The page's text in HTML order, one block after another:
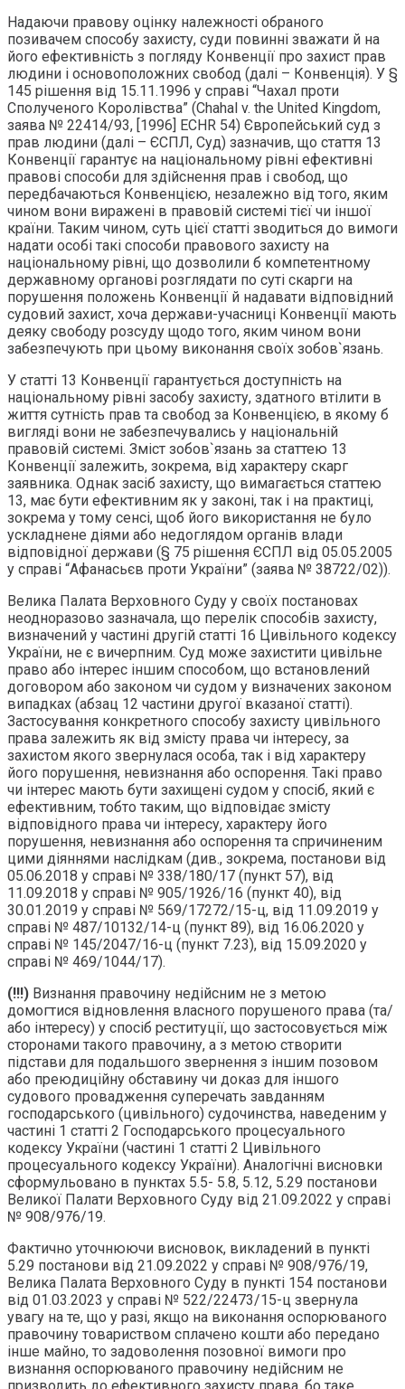
Надаючи правову оцінку належності обраного
позивачем способу захисту, суди повинні зважати й на
його ефективність з погляду Конвенції про захист прав
людини і основоположних свобод (далі – Конвенція). У §
145 рішення від 15.11.1996 у справі “Чахал проти
Сполученого Королівства” (Chahal v. the United Kingdom,
заява № 22414/93, [1996] ECHR 54) Європейський суд з
прав людини (далі – ЄСПЛ, Суд) зазначив, що стаття 13
Конвенції гарантує на національному рівні ефективні
правові способи для здійснення прав і свобод, що
передбачаються Конвенцією, незалежно від того, яким
чином вони виражені в правовій системі тієї чи іншої
країни. Таким чином, суть цієї статті зводиться до вимоги
надати особі такі способи правового захисту на
національному рівні, що дозволили б компетентному
державному органові розглядати по суті скарги на
порушення положень Конвенції й надавати відповідний
судовий захист, хоча держави-учасниці Конвенції мають
деяку свободу розсуду щодо того, яким чином вони
забезпечують при цьому виконання своїх зобов`язань.
У статті 13 Конвенції гарантується доступність на
національному рівні засобу захисту, здатного втілити в
життя сутність прав та свобод за Конвенцією, в якому б
вигляді вони не забезпечувались у національній
правовій системі. Зміст зобов`язань за статтею 13
Конвенції залежить, зокрема, від характеру скарг
заявника. Однак засіб захисту, що вимагається статтею
13, має бути ефективним як у законі, так і на практиці,
зокрема у тому сенсі, щоб його використання не було
ускладнене діями або недоглядом органів влади
відповідної держави (§ 75 рішення ЄСПЛ від 05.05.2005
у справі “Афанасьєв проти України” (заява № 38722/02)).
Велика Палата Верховного Суду у своїх постановах
неодноразово зазначала, що перелік способів захисту,
визначений у частині другій статті 16 Цивільного кодексу
України, не є вичерпним. Суд може захистити цивільне
право або інтерес іншим способом, що встановлений
договором або законом чи судом у визначених законом
випадках (абзац 12 частини другої вказаної статті).
Застосування конкретного способу захисту цивільного
права залежить як від змісту права чи інтересу, за
захистом якого звернулася особа, так і від характеру
його порушення, невизнання або оспорення. Такі право
чи інтерес мають бути захищені судом у спосіб, який є
ефективним, тобто таким, що відповідає змісту
відповідного права чи інтересу, характеру його
порушення, невизнання або оспорення та спричиненим
цими діяннями наслідкам (див., зокрема, постанови від
05.06.2018 у справі № 338/180/17 (пункт 57), від
11.09.2018 у справі № 905/1926/16 (пункт 40), від
30.01.2019 у справі № 569/17272/15-ц, від 11.09.2019 у
справі № 487/10132/14-ц (пункт 89), від 16.06.2020 у
справі № 145/2047/16-ц (пункт 7.23), від 15.09.2020 у
справі № 469/1044/17).
(!!!) Визнання правочину недійсним не з метою
домогтися відновлення власного порушеного права (та/
або інтересу) у спосіб реституції, що застосовується між
сторонами такого правочину, а з метою створити
підстави для подальшого звернення з іншим позовом
або преюдиційну обставину чи доказ для іншого
судового провадження суперечать завданням
господарського (цивільного) судочинства, наведеним у
частині 1 статті 2 Господарського процесуального
кодексу України (частині 1 статті 2 Цивільного
процесуального кодексу України). Аналогічні висновки
сформульовано в пунктах 5.5- 5.8, 5.12, 5.29 постанови
Великої Палати Верховного Суду від 21.09.2022 у справі
№ 908/976/19.
Фактично уточнюючи висновок, викладений в пункті
5.29 постанови від 21.09.2022 у справі № 908/976/19,
Велика Палата Верховного Суду в пункті 154 постанови
від 01.03.2023 у справі № 522/22473/15-ц звернула
увагу на те, що у разі, якщо на виконання оспорюваного
правочину товариством сплачено кошти або передано
інше майно, то задоволення позовної вимоги про
визнання оспорюваного правочину недійсним не